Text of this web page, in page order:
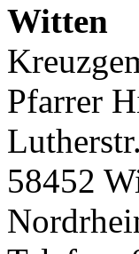
Witten
Pfarrer
58452